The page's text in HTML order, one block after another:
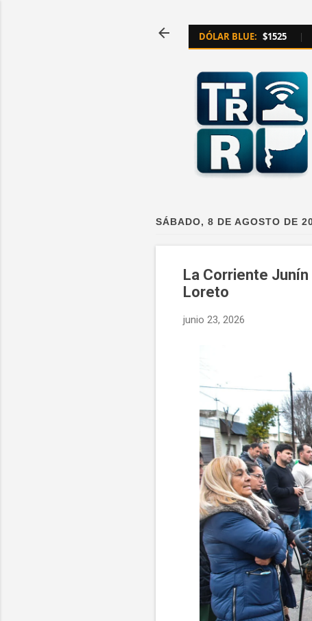
DÓLAR BLUE: $1525 |
SÁBADO, 8 DE AGOSTO DE
La Corriente Junín
Loreto
junio 23, 2026